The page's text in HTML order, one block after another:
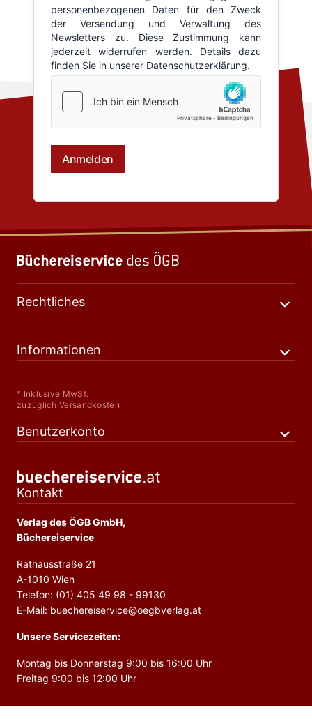
Rechtliches
Informationen
* Inklusive MwSt.
zuzüglich Versandkosten
Benutzerkonto
Kontakt
Verlag des ÖGB GmbH,
Büchereiservice
Rathausstraße 21
A-1010 Wien
Telefon: (01) 405 49 98 - 99130
E-Mail: buechereiservice@oegbverlag.at
Unsere Servicezeiten:
Montag bis Donnerstag 9:00 bis 16:00 Uhr
Freitag 9:00 bis 12:00 Uhr